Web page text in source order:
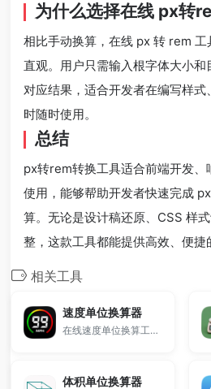
为什么选择在线 px转
相比手动换算，在线 px 转 rem 工
直观。用户只需输入根字体大小
对应结果，适合开发者在编写样
时随时使用。
总结
px转rem转换工具适合前端开发、
使用，能够帮助开发者快速完成
算。无论是设计稿还原、CSS 样
整，这款工具都能提供高效、便捷
相关工具
速度单位换算器
在线速度单位换算工具，支持 m/s、km/h、km/s、马赫（mach）、节（knot）、英尺/秒、英里/小时、光速、光年/年等单位精准换算。
体积单位换算器